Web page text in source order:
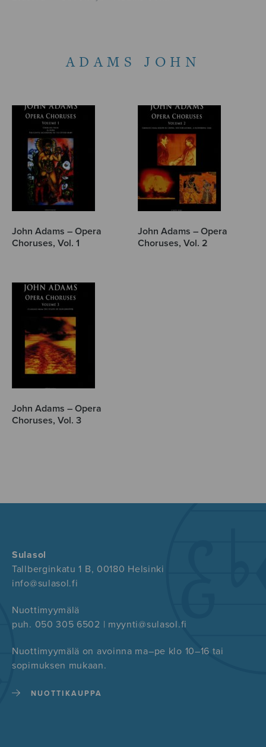
ADAMS JOHN
John Adams – Opera
Choruses, Vol. 1
John Adams – Opera
Choruses, Vol. 2
John Adams – Opera
Choruses, Vol. 3
Sulasol
Tallberginkatu 1 B, 00180 Helsinki
info@sulasol.fi
Nuottimyymälä
puh. 050 305 6502 | myynti@sulasol.fi
Nuottimyymälä on avoinna ma–pe klo 10–16 tai
sopimuksen mukaan.
NUOTTIKAUPPA